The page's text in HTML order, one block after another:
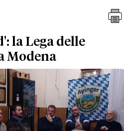
la Lega delle
Modena